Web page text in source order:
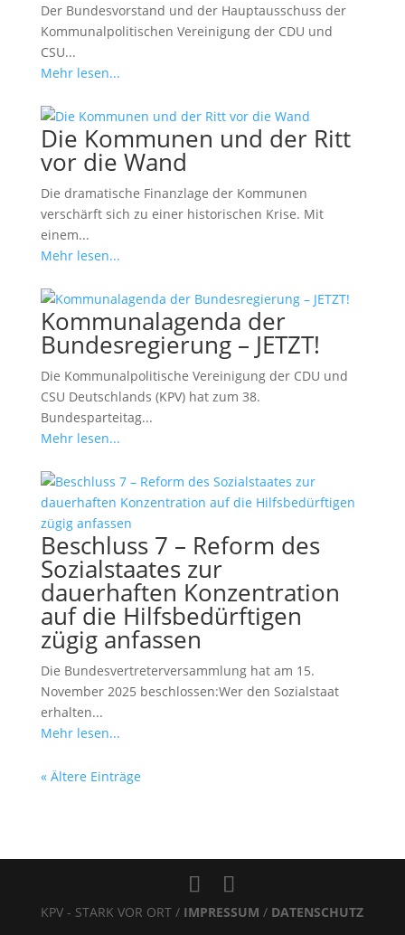
Der Bundesvorstand und der Hauptausschuss der
Kommunalpolitischen Vereinigung der CDU und
CSU...
Mehr lesen...
Die Kommunen und der Ritt
vor die Wand
Die dramatische Finanzlage der Kommunen
verschärft sich zu einer historischen Krise. Mit
einem...
Mehr lesen...
Kommunalagenda der
Bundesregierung – JETZT!
Die Kommunalpolitische Vereinigung der CDU und
CSU Deutschlands (KPV) hat zum 38.
Bundesparteitag...
Mehr lesen...
Beschluss 7 – Reform des
Sozialstaates zur
dauerhaften Konzentration
auf die Hilfsbedürftigen
zügig anfassen
Die Bundesvertreterversammlung hat am 15.
November 2025 beschlossen:Wer den Sozialstaat
erhalten...
Mehr lesen...
« Ältere Einträge
KPV - STARK VOR ORT / IMPRESSUM/ DATENSCHUTZ